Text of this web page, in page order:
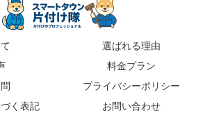
選ばれる理由
料金プラン
プライバシーポリシー
く表記
お問い合わせ